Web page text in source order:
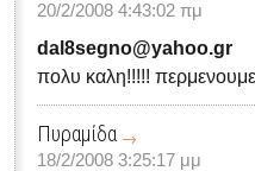
20/2/2008 4:43:02 πμ
dal8segno@yahoo.gr
πολυ καλη!!!!! περμενουμε
Πυραμίδα
18/2/2008 3:25:17 μμ